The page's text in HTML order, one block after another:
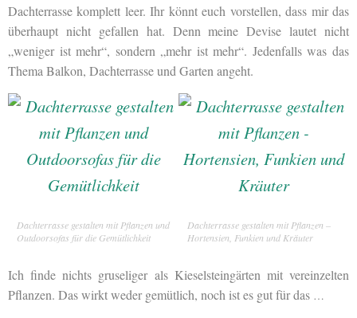
Dachterrasse komplett leer. Ihr könnt euch vorstellen, dass mir das
überhaupt nicht gefallen hat. Denn meine Devise lautet nicht
„weniger ist mehr“, sondern „mehr ist mehr“. Jedenfalls was das
Thema Balkon, Dachterrasse und Garten angeht.
Dachterrasse gestalten mit Pflanzen und
Outdoorsofas für die Gemütlichkeit
Dachterrasse gestalten mit Pflanzen –
Hortensien, Funkien und Kräuter
Ich finde nichts gruseliger als Kieselsteingärten mit vereinzelten
Pflanzen. Das wirkt weder gemütlich, noch ist es gut für das …